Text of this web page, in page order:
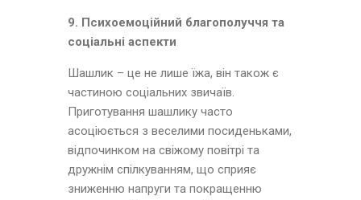
9. Психоемоційний благополуччя та
соціальні аспекти
Шашлик – це не лише їжа, він також є
частиною соціальних звичаїв.
Приготування шашлику часто
асоціюється з веселими посиденьками,
відпочинком на свіжому повітрі та
дружнім спілкуванням, що сприяє
зниженню напруги та покращенню